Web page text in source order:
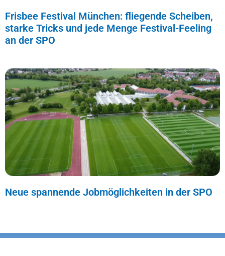
Frisbee Festival München: fliegende Scheiben,
starke Tricks und jede Menge Festival-Feeling
an der SPO
Neue spannende Jobmöglichkeiten in der SPO